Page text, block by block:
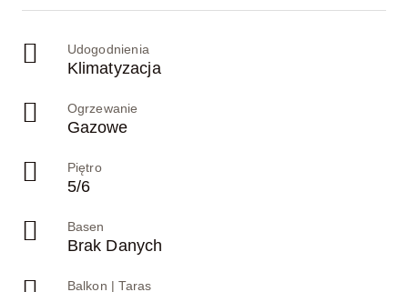
Udogodnienia
Klimatyzacja
Ogrzewanie
Gazowe
Piętro
5/6
Basen
Brak Danych
Balkon | Taras